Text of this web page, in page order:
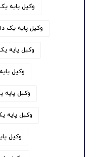
وکیل پایه
وکیل پایه یک
وکیل پایه
وکیل
وکیل پایه
وکیل پایه
وکیل